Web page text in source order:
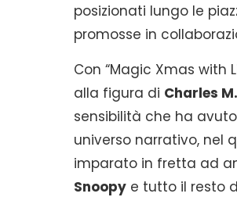
posizionati lungo le
promosse in
Con “Magic Xmas with
alla figura di Charles
sensibilità che ha
universo narrativo, nel
imparato in fretta ad
Snoopy e tutto il resto